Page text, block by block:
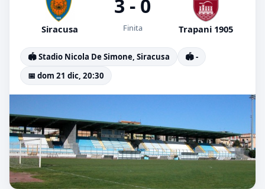
Siracusa
3 - 0
Finita Trapani 1905
🏟️ Stadio Nicola De Simone, Siracusa
🏟️ -
📅 dom 21 dic, 20:30